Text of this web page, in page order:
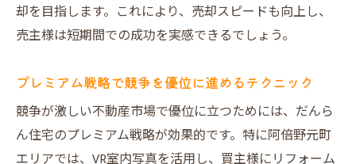
却を目指します。これにより、売却スピードも向上し、
売主様は短期間での成功を実感できるでしょう。
プレミアム戦略で競争を優位に進めるテクニック
競争が激しい不動産市場で優位に立つためには、だんら
ん住宅のプレミアム戦略が効果的です。特に阿倍野元町
エリアでは、VR室内写真を活用し、買主様にリフォーム